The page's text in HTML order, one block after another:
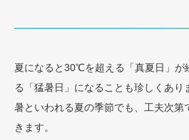
夏になると30℃を超える「真夏日」が
る「猛暑日」になることも珍しくあり
暑といわれる夏の季節でも、工夫次第
きます。